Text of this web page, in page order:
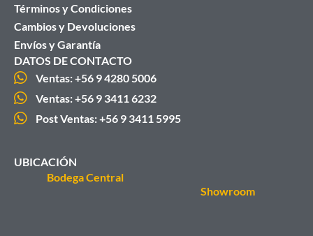
Términos y Condiciones
Cambios y Devoluciones
Envíos y Garantía
DATOS DE CONTACTO
Ventas: +56 9 4280 5006
Ventas: +56 9 3411 6232
Post Ventas: +56 9 3411 5995
UBICACIÓN
Bodega Central
Showroom